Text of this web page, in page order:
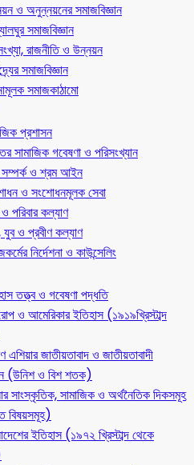
ও অনুন্নয়নের সমাজবিজ্ঞান
সমাজবিজ্ঞান
রাজনীতি ও উন্নয়ন
সমাজবিজ্ঞান
সমাজকাঠামো
প্রশাসন
সামাজিক গবেষণা ও পরিসংখ্যান
সম্পর্ক ও শ্রম আইন
ও সংশোধনমূলক সেবা
ও পরিবার কল্যাণ
যুব ও প্রবীণ কল্যাণ
নির্দেশনা ও কাউন্সেলিং
তত্ত্ব ও গবেষণা পদ্ধতি
ও আমেরিকার ইতিহাস (১৯১৯খ্রিস্টাব্দ
এশিয়ার জাতীয়তাবাদ ও জাতীয়তাবাদী
(উনিশ ও বিশ শতক)
সাংস্কৃতিক, সামাজিক ও অর্থনৈতিক দিকসমূহ
বিষয়সমূহ)
ইতিহাস (১৯৭২ খ্রিস্টাব্দ থেকে